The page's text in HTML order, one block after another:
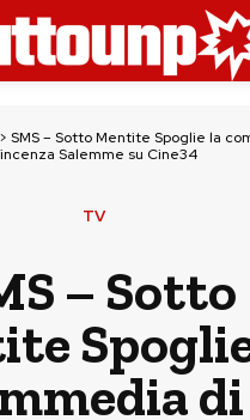
SMS – Sotto Mentite Spoglie la
Salemme su Cine34
TV
– Sotto
di